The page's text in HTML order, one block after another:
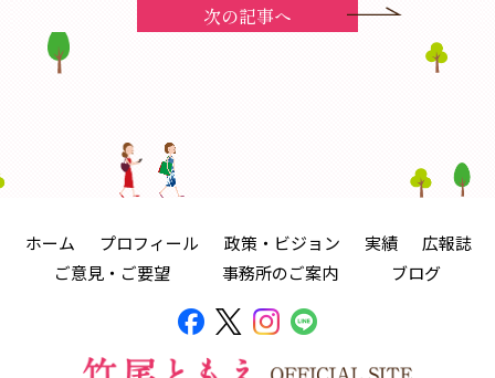
次の記事へ
ホーム プロフィール 政策・ビジョン 実績
広報誌
ご意見・ご要望
事務所のご案内 ブログ